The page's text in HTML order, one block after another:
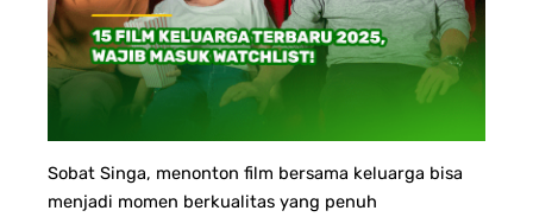
Sobat Singa, menonton film bersama keluarga bisa
menjadi momen berkualitas yang penuh